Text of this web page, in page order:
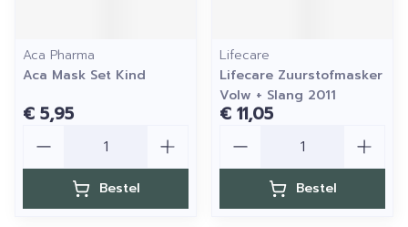
Aca Pharma
Aca Mask Set Kind
€ 5,95
Bestel
Lifecare
Lifecare Zuurstofmasker
Volw + Slang 2011
€ 11,05
Bestel